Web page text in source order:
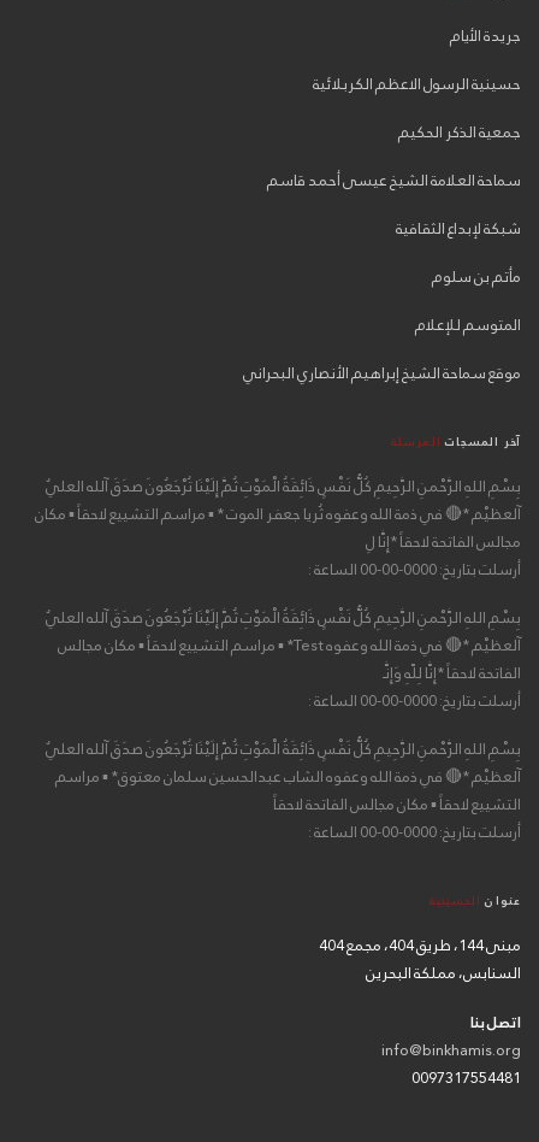
جريدة الأيام
حسينية الرسول الاعظم الكربلائية
جمعية الذكر الحكيم
سماحة العلامة الشيخ عيسى أحمد قاسم
شبكة لإبداع الثقافية
مأتم بن سلوم
المتوسم للإعلام
موقع سماحة الشيخ إبراهيم الأنصاري البحراني
آخر المسجات المرسلة
بِسْمِ اللهِ الرَّحْمنِ الرَّحِيمِ كُلُّ نَفْسٍ ذَائِقَةُ الْمَوْتِ ثُمَّ إِلَيْنَا تُرْجَعُونَ صدَقَ آلله العليٌ
آلعظيْم *🔴 في ذمة الله وعفوه ثُريا جعفر الموت * ▪ مراسم التشييع لاحقاً ▪ مكان
مجالس الفاتحة لاحقاً *إِنَّا لِ
أرسلت بتاريخ: 0000-00-00 الساعة :
بِسْمِ اللهِ الرَّحْمنِ الرَّحِيمِ كُلُّ نَفْسٍ ذَائِقَةُ الْمَوْتِ ثُمَّ إِلَيْنَا تُرْجَعُونَ صدَقَ آلله العليٌ
آلعظيْم *🔴 في ذمة الله وعفوه Test* ▪ مراسم التشييع لاحقاً ▪ مكان مجالس
الفاتحة لاحقاً *إِنَّا لِلّهِ وَإِنَّـ
أرسلت بتاريخ: 0000-00-00 الساعة :
بِسْمِ اللهِ الرَّحْمنِ الرَّحِيمِ كُلُّ نَفْسٍ ذَائِقَةُ الْمَوْتِ ثُمَّ إِلَيْنَا تُرْجَعُونَ صدَقَ آلله العليٌ
آلعظيْم *🔴 في ذمة الله وعفوه الشاب عبدالحسين سلمان معتوق* ▪ مراسم
التشييع لاحقاً ▪ مكان مجالس الفاتحة لاحقاً
أرسلت بتاريخ: 0000-00-00 الساعة :
عنوان الحسينية
مبنى 144، طريق 404، مجمع 404
السنابس، مملكة البحرين
اتصل بنا
info@binkhamis.org
0097317554481